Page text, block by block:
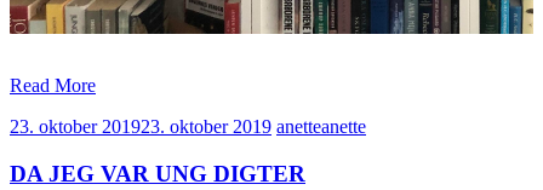
Read More
23. oktober 201923. oktober 2019 anetteanette
DA JEG VAR UNG DIGTER